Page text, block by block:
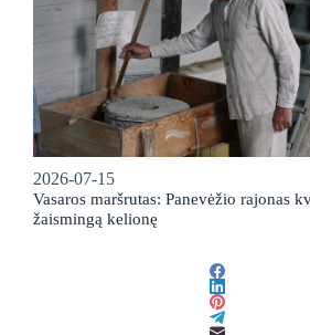
2026-07-15
Vasaros maršrutas: Panevėžio rajonas
žaismingą kelionę